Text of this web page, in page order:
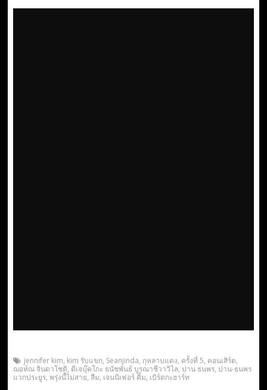
jennifer kim, kim รับแขก, Seanjinda, กุหลาบแดง, ครั้งที่ 5, คอนเสิร์ต,
ฌอห์ณ จินดาโชติ, ดีเจบุ๊คโกะ ธนัชพันธ์ บูรณาชีวาวิไล, ปาน ธนพร, ปาน-ธนพร
แวกประยูร, พรุ่งนี้ไม่สาย, ลืม, เจนนิเฟอร์ คิ้ม, เบิร์ดกะฮาร์ท